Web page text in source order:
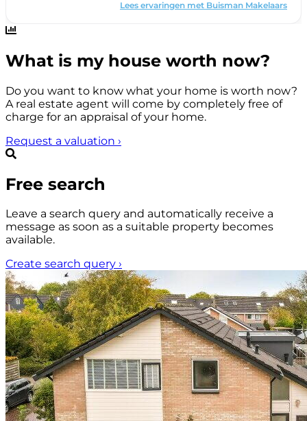
What is my house worth now?
Do you want to know what your home is worth now?
A real estate agent will come by completely free of
charge for an appraisal of your home.
Request a valuation ›
Free search
Leave a search query and automatically receive a
message as soon as a suitable property becomes
available.
Create search query ›